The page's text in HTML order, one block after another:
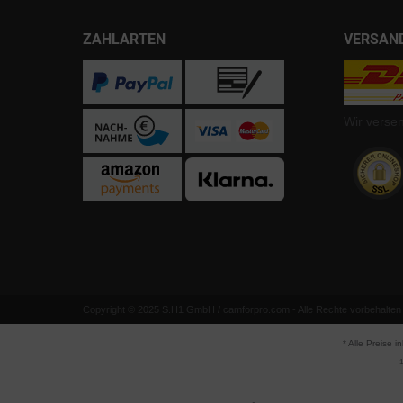
ZAHLARTEN
Copyright © 2025 S.H1 GmbH / camforpro.com - Alle Rechte vorbehalten
* Alle Preise
1